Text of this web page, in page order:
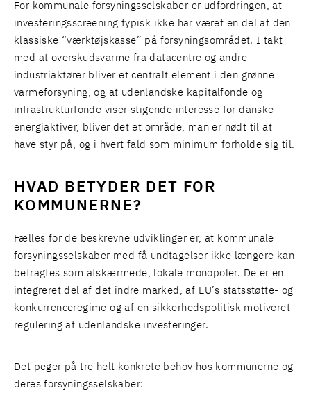
For kommunale forsyningsselskaber er udfordringen, at
investeringsscreening typisk ikke har været en del af den
klassiske “værktøjskasse” på forsyningsområdet. I takt
med at overskudsvarme fra datacentre og andre
industriaktører bliver et centralt element i den grønne
varmeforsyning, og at udenlandske kapitalfonde og
infrastrukturfonde viser stigende interesse for danske
energiaktiver, bliver det et område, man er nødt til at
have styr på, og i hvert fald som minimum forholde sig til.
HVAD BETYDER DET FOR
KOMMUNERNE?
Fælles for de beskrevne udviklinger er, at kommunale
forsyningsselskaber med få undtagelser ikke længere kan
betragtes som afskærmede, lokale monopoler. De er en
integreret del af det indre marked, af EU’s statsstøtte- og
konkurrenceregime og af en sikkerhedspolitisk motiveret
regulering af udenlandske investeringer.
Det peger på tre helt konkrete behov hos kommunerne og
deres forsyningsselskaber: